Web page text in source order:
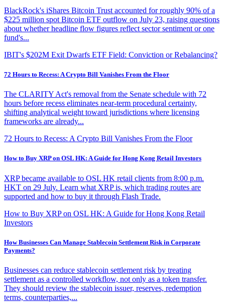
BlackRock's iShares Bitcoin Trust accounted for roughly 90% of a
$225 million spot Bitcoin ETF outflow on July 23, raising questions
about whether headline flow figures reflect sector sentiment or one
fund's...
IBIT's $202M Exit Dwarfs ETF Field: Conviction or Rebalancing?
72 Hours to Recess: A Crypto Bill Vanishes From the Floor
The CLARITY Act's removal from the Senate schedule with 72
hours before recess eliminates near-term procedural certainty,
shifting analytical weight toward jurisdictions where licensing
frameworks are already...
72 Hours to Recess: A Crypto Bill Vanishes From the Floor
How to Buy XRP on OSL HK: A Guide for Hong Kong Retail Investors
XRP became available to OSL HK retail clients from 8:00 p.m.
HKT on 29 July. Learn what XRP is, which trading routes are
supported and how to buy it through Flash Trade.
How to Buy XRP on OSL HK: A Guide for Hong Kong Retail
Investors
How Businesses Can Manage Stablecoin Settlement Risk in Corporate
Payments?
Businesses can reduce stablecoin settlement risk by treating
settlement as a controlled workflow, not only as a token transfer.
They should review the stablecoin issuer, reserves, redemption
terms, counterparties,...